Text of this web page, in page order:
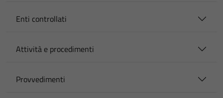
Enti controllati
Attività e procedimenti
Provvedimenti